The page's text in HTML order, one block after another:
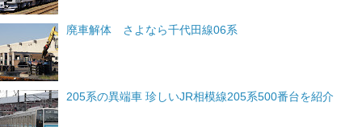
廃車解体 さよなら千代田線06系
205系の異端車 珍しいJR相模線205系500番台を紹介